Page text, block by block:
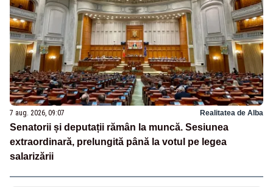
7 aug. 2026, 09:07 Realitatea de Alba
Senatorii și deputații rămân la muncă. Sesiunea
extraordinară, prelungită până la votul pe legea
salarizării